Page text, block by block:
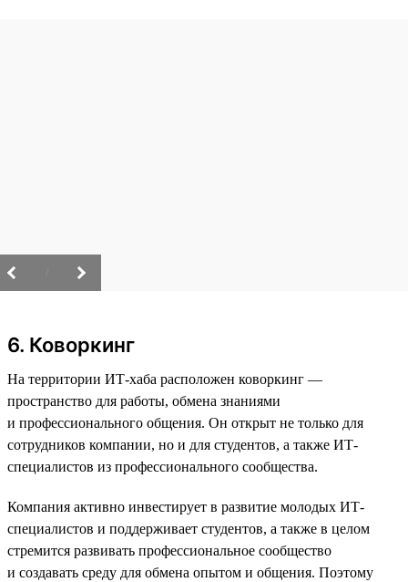
6. Коворкинг
На территории ИТ-хаба расположен коворкинг —
пространство для работы, обмена знаниями
и профессионального общения. Он открыт не только для
сотрудников компании, но и для студентов, а также ИТ-
специалистов из профессионального сообщества.
Компания активно инвестирует в развитие молодых ИТ-
специалистов и поддерживает студентов, а также в целом
стремится развивать профессиональное сообщество
и создавать среду для обмена опытом и общения. Поэтому